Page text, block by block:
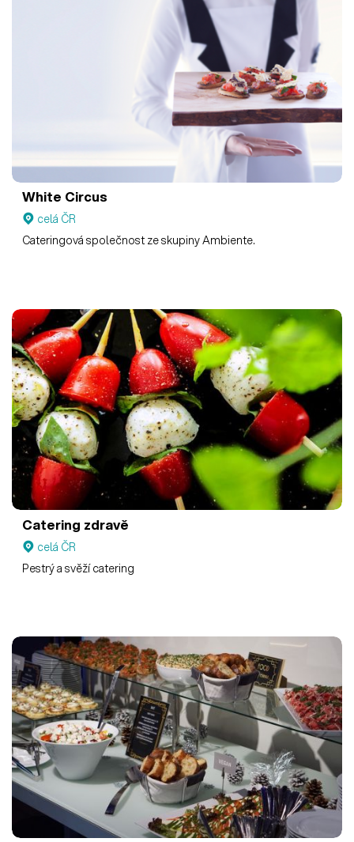
White Circus
celá ČR
Cateringová společnost ze skupiny Ambiente.
Catering zdravě
celá ČR
Pestrý a svěží catering